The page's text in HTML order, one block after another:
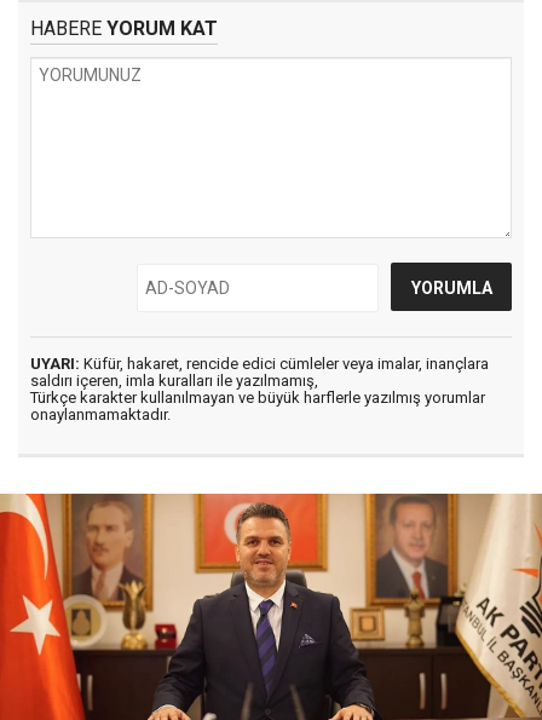
HABERE YORUM KAT
UYARI: Küfür, hakaret, rencide edici cümleler veya imalar, inançlara
saldırı içeren, imla kuralları ile yazılmamış,
Türkçe karakter kullanılmayan ve büyük harflerle yazılmış yorumlar
onaylanmamaktadır.